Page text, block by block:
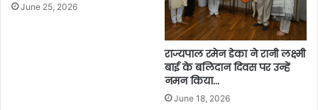
June 25, 2026
राज्यपाल रमेन डेका ने रानी लक्ष्मी
बाई के बलिदान दिवस पर उन्हें
नमन किया…
June 18, 2026